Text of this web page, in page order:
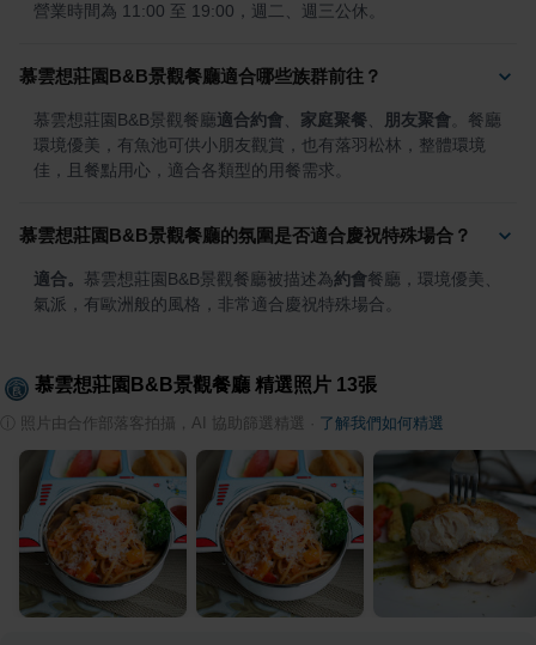
營業時間為 11:00 至 19:00，週二、週三公休。
慕雲想莊園B&B景觀餐廳適合哪些族群前往？
慕雲想莊園B&B景觀餐廳適合約會 家庭聚餐 朋友聚會 。餐廳
環境優美，有魚池可供小朋友觀賞，也有落羽松林，整體環境
佳，且餐點用心，適合各類型的用餐需求。
慕雲想莊園B&B景觀餐廳的氛圍是否適合慶祝特殊場合？
適合。 慕雲想莊園B&B景觀餐廳被描述為約會餐廳，環境優美、
氣派，有歐洲般的風格，非常適合慶祝特殊場合。
慕雲想莊園B&B景觀餐廳 精選照片 13張
照片由合作部落客拍攝，AI 協助篩選精選 了解我們如何精選